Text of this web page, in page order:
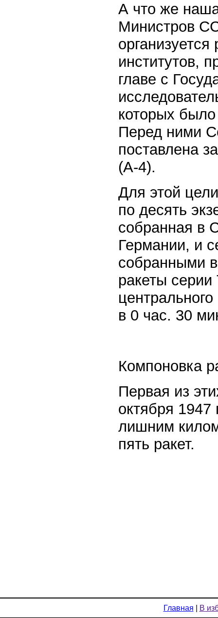
А что же
Министров
институтов,
главе с
которых было
Перед ними
поставлена
(А-4).
Для этой
по десять
собранная в
Германии, и
собранными
ракеты серии
в 0 час. 30
Компоновка
Первая из
октября 1947
лишним
пять ракет.
Главная В